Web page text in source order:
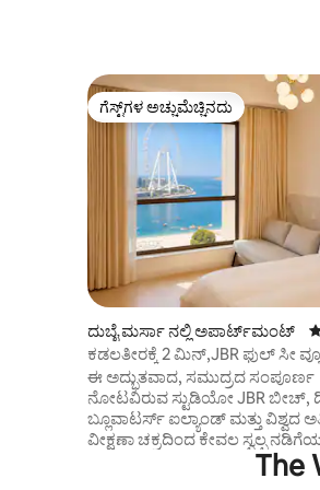
ಗೆಸ್ಟ್‌ಗಳ ಅಚ್ಚುಮೆಚ್ಚಿನದು
ಗೆಸ್ಟ್‌ಗಳ ಅಚ್ಚುಮೆಚ್ಚಿನದು
ದುಬೈ ಮರ್ಸಾ ನಲ್ಲಿ ಅಪಾರ್ಟ್‌ಮಂಟ್
ಕಡಲತೀರಕ್ಕೆ 2 ಮಿನ್,JBR ಫುಲ್ ಸೀ
ಅಪಾರ್ಟ್‌ಮೆಂಟ್ ಫಿಟ್ 4
ಈ ಅದ್ಭುತವಾದ, ಸಮುದ್ರದ ಸಂಪೂರ್ಣ
ನೋಟವಿರುವ ಸ್ಟುಡಿಯೋ JBR ಬೀಚ್,
ಬ್ಲೂವಾಟರ್ಸ್ ಐಲ್ಯಾಂಡ್ ಮತ್ತು ವಿಶ್ವದ
ವೀಕ್ಷಣಾ ಚಕ್ರದಿಂದ ಕೇವಲ ಸ್ವಲ್ಪ
ದೂರದಲ್ಲಿದೆ. ಅಪಾರ್ಟ್‌ಮೆಂಟ್‌ನ
ಅರೇಬಿಯನ್ ಗಲ್ಫ್, JBR ಕರಾವಳಿThe